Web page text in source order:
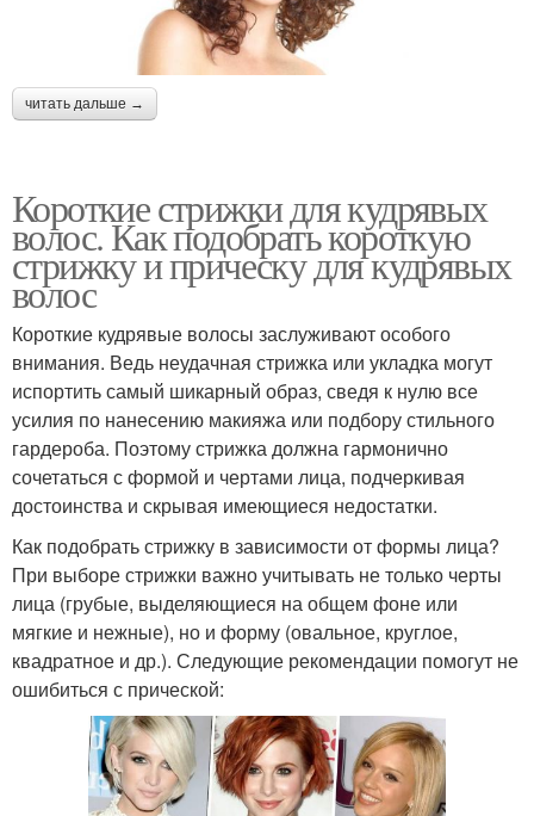
читать дальше →
Короткие стрижки для кудрявых
волос. Как подобрать короткую
стрижку и прическу для кудрявых
волос
Короткие кудрявые волосы заслуживают особого
внимания. Ведь неудачная стрижка или укладка могут
испортить самый шикарный образ, сведя к нулю все
усилия по нанесению макияжа или подбору стильного
гардероба. Поэтому стрижка должна гармонично
сочетаться с формой и чертами лица, подчеркивая
достоинства и скрывая имеющиеся недостатки.
Как подобрать стрижку в зависимости от формы лица?
При выборе стрижки важно учитывать не только черты
лица (грубые, выделяющиеся на общем фоне или
мягкие и нежные), но и форму (овальное, круглое,
квадратное и др.). Следующие рекомендации помогут не
ошибиться с прической: